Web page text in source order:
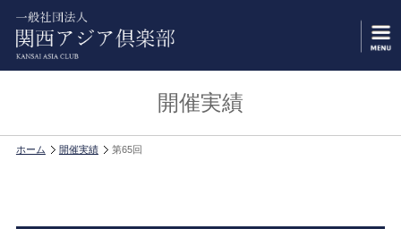
開催実績
ホーム 開催実績 第65回